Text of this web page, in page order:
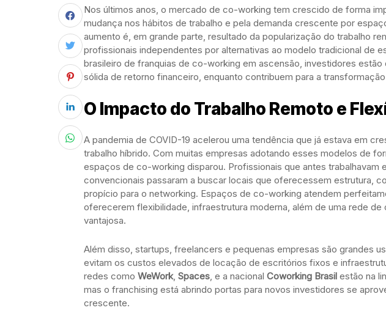
Nos últimos anos, o mercado de co-working tem crescido de forma
mudança nos hábitos de trabalho e pela demanda crescente por
aumento é, em grande parte, resultado da popularização do trabalho
profissionais independentes por alternativas ao modelo tradicional de
brasileiro de franquias de co-working em ascensão, investidores estão
sólida de retorno financeiro, enquanto contribuem para a
O Impacto do Trabalho Remoto e
A pandemia de COVID-19 acelerou uma tendência que já estava em
trabalho híbrido. Com muitas empresas adotando esses modelos de
espaços de co-working disparou. Profissionais que antes trabalhavam
convencionais passaram a buscar locais que oferecessem estrutura,
propício para o networking. Espaços de co-working atendem
oferecerem flexibilidade, infraestrutura moderna, além de uma rede
vantajosa.
Além disso, startups, freelancers e pequenas empresas são grandes
evitam os custos elevados de locação de escritórios fixos e
redes como WeWork, Spaces, e a nacional Coworking Brasil estão na
mas o franchising está abrindo portas para novos investidores se
crescente.